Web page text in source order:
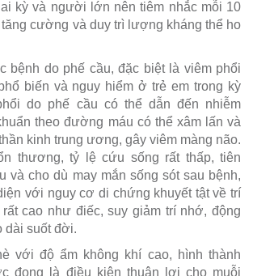
kỳ và người lớn nên tiêm nhắc mỗi 10
tăng cường và duy trì lượng kháng thể ho
bệnh do phế cầu, đặc biệt là viêm phổi
biến và nguy hiểm ở trẻ em trong kỳ
do phế cầu có thể dẫn đến nhiễm
theo đường máu có thể xâm lấn và
kinh trung ương, gây viêm màng não.
thương, tỷ lệ cứu sống rất thấp, tiên
và cho dù may mắn sống sót sau bệnh,
với nguy cơ di chứng khuyết tật về trí
cao như điếc, suy giảm trí nhớ, động
dài suốt đời.
với độ ẩm không khí cao, hình thành
đọng là điều kiện thuận lợi cho muỗi